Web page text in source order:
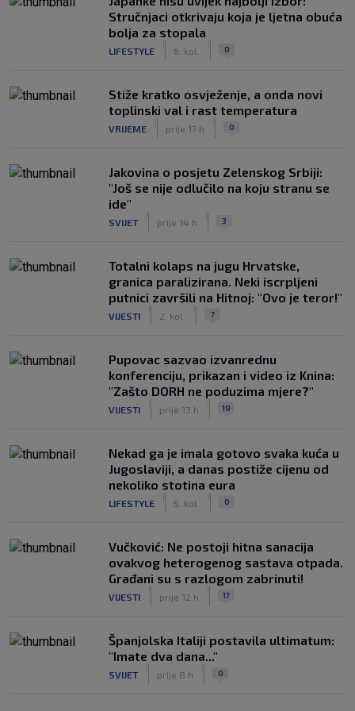
Stručnjaci otkrivaju koja je ljetna obuća
bolja za stopala
LIFESTYLE 6. kol. 0
Stiže kratko osvježenje, a onda novi
toplinski val i rast temperatura
VRIJEME prije 17 h 0
Jakovina o posjetu Zelenskog Srbiji:
"Još se nije odlučilo na koju stranu se
ide"
SVIJET prije 14 h 3
Totalni kolaps na jugu Hrvatske,
granica paralizirana. Neki iscrpljeni
putnici završili na Hitnoj: "Ovo je teror!"
VIJESTI 2. kol. 7
Pupovac sazvao izvanrednu
konferenciju, prikazan i video iz Knina:
"Zašto DORH ne poduzima mjere?"
VIJESTI prije 13 h 19
Nekad ga je imala gotovo svaka kuća u
Jugoslaviji, a danas postiže cijenu od
nekoliko stotina eura
LIFESTYLE 5. kol. 0
Vučković: Ne postoji hitna sanacija
ovakvog heterogenog sastava otpada.
Građani su s razlogom zabrinuti!
VIJESTI prije 12 h 17
Španjolska Italiji postavila ultimatum:
"Imate dva dana..."
SVIJET prije 8 h 0